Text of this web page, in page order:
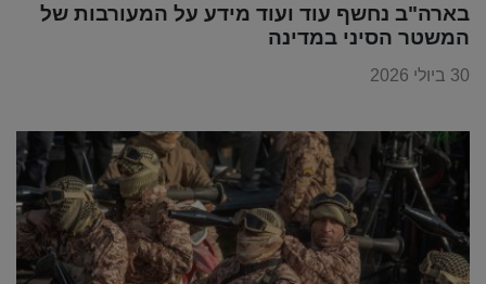
בארה"ב נחשף עוד ועוד מידע על המעורבות של
המשטר הסיני במדינה
30 ביולי 2026